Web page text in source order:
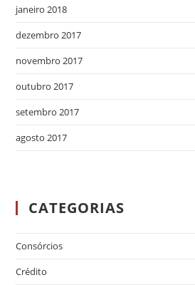
janeiro 2018
dezembro 2017
novembro 2017
outubro 2017
setembro 2017
agosto 2017
CATEGORIAS
Consórcios
Crédito